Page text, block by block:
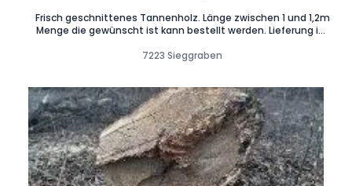
Frisch geschnittenes Tannenholz. Länge zwischen 1 und 1,2m
Menge die gewünscht ist kann bestellt werden. Lieferung im
7223 Sieggraben